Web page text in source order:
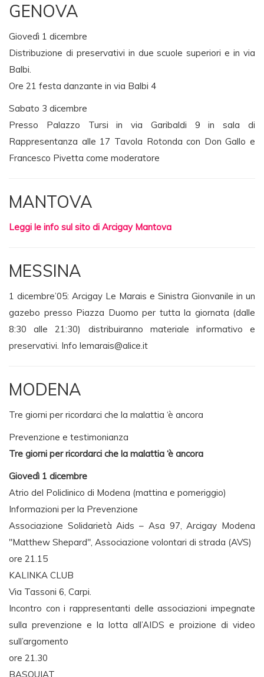
GENOVA
Giovedì 1 dicembre
Distribuzione di preservativi in due scuole superiori e in via
Balbi.
Ore 21 festa danzante in via Balbi 4
Sabato 3 dicembre
Presso Palazzo Tursi in via Garibaldi 9 in sala di
Rappresentanza alle 17 Tavola Rotonda con Don Gallo e
Francesco Pivetta come moderatore
MANTOVA
Leggi le info sul sito di Arcigay Mantova
MESSINA
1 dicembre’05: Arcigay Le Marais e Sinistra Gionvanile in un
gazebo presso Piazza Duomo per tutta la giornata (dalle
8:30 alle 21:30) distribuiranno materiale informativo e
preservativi. Info lemarais@alice.it
MODENA
Tre giorni per ricordarci che la malattia ‘è ancora
Prevenzione e testimonianza
Tre giorni per ricordarci che la malattia ‘è ancora
Giovedì 1 dicembre
Atrio del Policlinico di Modena (mattina e pomeriggio)
Informazioni per la Prevenzione
Associazione Solidarietà Aids – Asa 97, Arcigay Modena
"Matthew Shepard", Associazione volontari di strada (AVS)
ore 21.15
KALINKA CLUB
Via Tassoni 6, Carpi.
Incontro con i rappresentanti delle associazioni impegnate
sulla prevenzione e la lotta all’AIDS e proizione di video
sull’argomento
ore 21.30
BASQUIAT